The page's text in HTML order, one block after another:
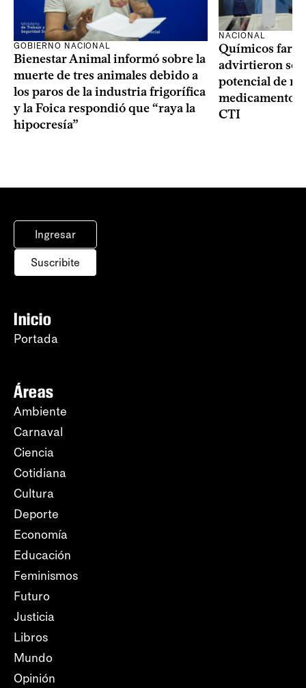
GOBIERNO NACIONAL
Bienestar Animal informó sobre la
muerte de tres animales debido a
los paros de la industria frigorífica
y la Foica respondió que “raya la
hipocresía”
NACIONAL
Químicos
advirtieron
potencial de
medicamentos
CTI
Ingresar
Suscribite
Inicio
Portada
Áreas
Ambiente
Carnaval
Ciencia
Cotidiana
Cultura
Deporte
Economía
Educación
Feminismos
Futuro
Justicia
Libros
Mundo
Opinión